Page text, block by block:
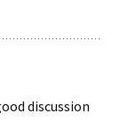
discussion